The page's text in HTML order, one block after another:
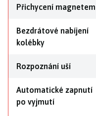
Přichycení magnetem
Bezdrátové nabíjení
kolébky
Rozpoznání uší
Automatické zapnutí
po vyjmutí